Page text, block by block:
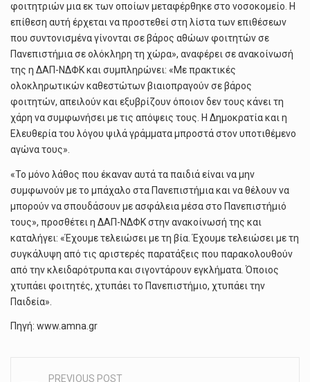
φοιτητριών μια εκ των οποίων μεταφέρθηκε στο νοσοκομείο. Η
επίθεση αυτή έρχεται να προστεθεί στη λίστα των επιθέσεων
που συντονισμένα γίνονται σε βάρος αθώων φοιτητών σε
Πανεπιστήμια σε ολόκληρη τη χώρα», αναφέρει σε ανακοίνωσή
της η ΔΑΠ-ΝΔΦΚ και συμπληρώνει: «Με πρακτικές
ολοκληρωτικών καθεστώτων βιαιοπραγούν σε βάρος
φοιτητών, απειλούν και εξυβρίζουν όποιον δεν τους κάνει τη
χάρη να συμφωνήσει με τις απόψεις τους. Η Δημοκρατία και η
Ελευθερία του λόγου ψιλά γράμματα μπροστά στον υποτιθέμενο
αγώνα τους».
«Το μόνο λάθος που έκαναν αυτά τα παιδιά είναι να μην
συμφωνούν με το μπάχαλο στα Πανεπιστήμια και να θέλουν να
μπορούν να σπουδάσουν με ασφάλεια μέσα στο Πανεπιστήμιό
τους», προσθέτει η ΔΑΠ-ΝΔΦΚ στην ανακοίνωσή της και
καταλήγει: «Έχουμε τελειώσει με τη βία. Έχουμε τελειώσει με τη
συγκάλυψη από τις αριστερές παρατάξεις που παρακολουθούν
από την κλειδαρότρυπα και σιγοντάρουν εγκλήματα. Όποιος
χτυπάει φοιτητές, χτυπάει το Πανεπιστήμιο, χτυπάει την
Παιδεία».
Πηγή: www.amna.gr
PREVIOUS POST